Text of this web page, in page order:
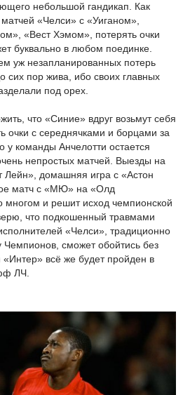
небольшой гандикап. Как
«Челси» с «Уиганом»,
«Вест Хэмом», потерять очки
буквально в любом поединке.
уж незапланированных потерь
сих пор жива, ибо своих главных
под орех.
что «Синие» вдруг возьмут себя
очки с середнячками и борцами за
у команды Анчелотти остается
непростых матчей. Выезды на
домашняя игра с «Астон
матч с «МЮ» на «Олд
и решит исход чемпионской
что подкошенный травмами
«Челси», традиционно
сможет обойтись без
всё же будет пройден в
ЛЧ.